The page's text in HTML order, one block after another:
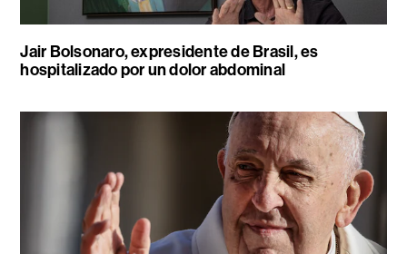
Jair Bolsonaro, expresidente de Brasil, es
hospitalizado por un dolor abdominal